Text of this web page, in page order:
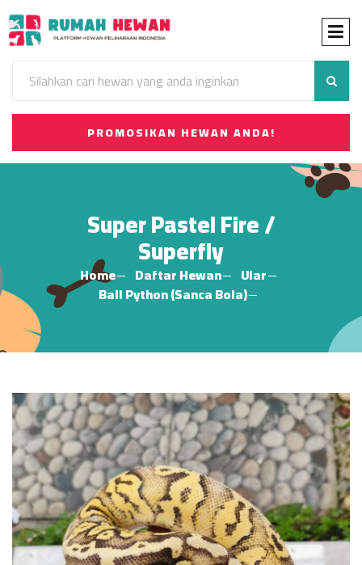
PROMOSIKAN HEWAN ANDA!
Super Pastel Fire /
Superfly
Home Daftar Hewan
Ular
Ball Python (Sanca Bola)